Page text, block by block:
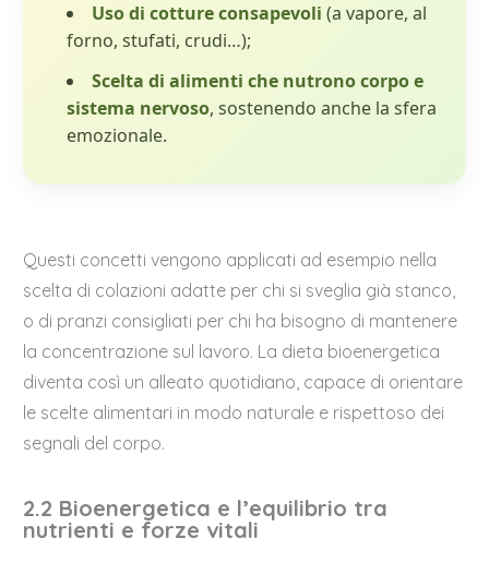
Uso di cotture consapevoli (a vapore, al
forno, stufati, crudi…);
Scelta di alimenti che nutrono corpo e
sistema nervoso, sostenendo anche la sfera
emozionale.
Questi concetti vengono applicati ad esempio nella
scelta di colazioni adatte per chi si sveglia già stanco,
o di pranzi consigliati per chi ha bisogno di mantenere
la concentrazione sul lavoro. La dieta bioenergetica
diventa così un alleato quotidiano, capace di orientare
le scelte alimentari in modo naturale e rispettoso dei
segnali del corpo.
2.2 Bioenergetica e l’equilibrio tra
nutrienti e forze vitali